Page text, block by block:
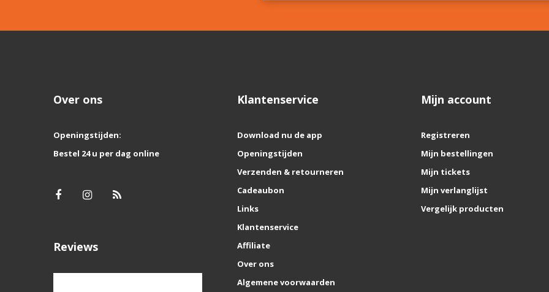
Over ons
Openingstijden:
Bestel 24 u per dag online
Reviews
Klantenservice
Download nu de app
Openingstijden
Verzenden & retourneren
Cadeaubon
Links
Klantenservice
Affiliate
Over ons
Algemene voorwaarden
Mijn account
Registreren
Mijn bestellingen
Mijn tickets
Mijn verlanglijst
Vergelijk producten